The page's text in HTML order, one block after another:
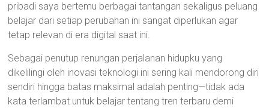
pribadi saya bertemu berbagai tantangan sekaligus peluang
belajar dari setiap perubahan ini sangat diperlukan agar
tetap relevan di era digital saat ini.
Sebagai penutup renungan perjalanan hidupku yang
dikelilingi oleh inovasi teknologi ini sering kali mendorong diri
sendiri hingga batas maksimal adalah penting—tidak ada
kata terlambat untuk belajar tentang tren terbaru demi